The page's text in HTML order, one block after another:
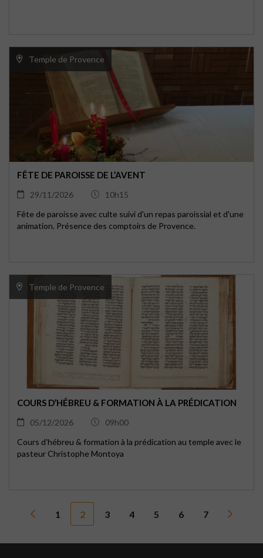
Temple de Provence
FÊTE DE PAROISSE DE L’AVENT
29/11/2026
10h15
Fête de paroisse avec culte suivi d'un repas paroissial et d'une
animation. Présence des comptoirs de Provence.
Temple de Provence
COURS D’HÉBREU & FORMATION À LA PRÉDICATION
05/12/2026
09h00
Cours d'hébreu & formation à la prédication au temple avec le
pasteur Christophe Montoya
1 2 3 4 5 6 7